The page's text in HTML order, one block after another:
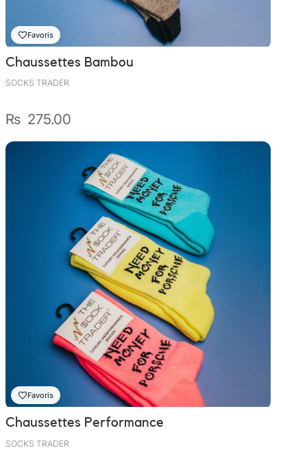
Chaussettes Bambou
SOCKS TRADER
₨ 275.00
Favoris
Chaussettes Performance
SOCKS TRADER
Favoris